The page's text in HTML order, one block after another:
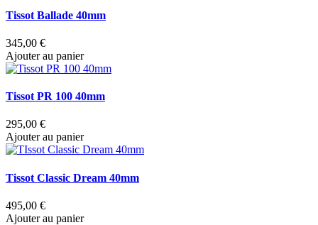
Tissot Ballade 40mm
345,00 €
Ajouter au panier
Tissot PR 100 40mm
295,00 €
Ajouter au panier
Tissot Classic Dream 40mm
495,00 €
Ajouter au panier